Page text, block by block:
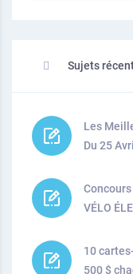
Sujets
Les
Du 25
Concours
VÉLO
10
500 $